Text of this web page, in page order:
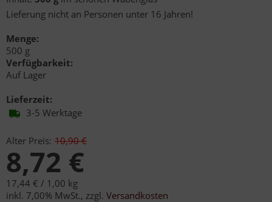
Lieferung nicht an Personen unter 16 Jahren!
Menge:
500 g
Verfügbarkeit:
Auf Lager
Lieferzeit:
3-5 Werktage
Alter Preis: 10,90 €
8,72 €
17,44 € / 1,00 kg
inkl. 7,00% MwSt., zzgl. Versandkosten